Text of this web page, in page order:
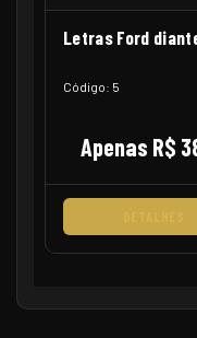
Letras Ford
Código: 5
Apenas R$